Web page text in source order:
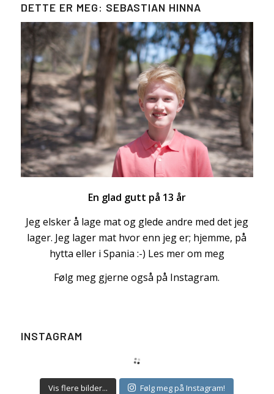
DETTE ER MEG: SEBASTIAN HINNA
En glad gutt på 13 år
Jeg elsker å lage mat og glede andre med det jeg
lager. Jeg lager mat hvor enn jeg er; hjemme, på
hytta eller i Spania :-) Les mer om meg
Følg meg gjerne også på Instagram.
INSTAGRAM
Vis flere bilder... Følg meg på Instagram!